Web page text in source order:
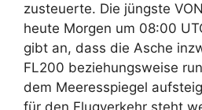
zusteuerte. Die jüngste
heute Morgen um 08:00
gibt an, dass die Asche
FL200 beziehungsweise
dem Meeresspiegel